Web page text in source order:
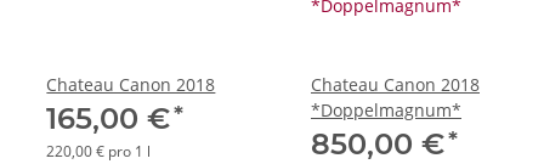
Chateau Canon 2018
165,00 €*
220,00 € pro 1 l
Chateau Canon 2018
*Doppelmagnum*
850,00 €*